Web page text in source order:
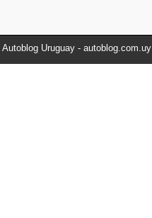
Autoblog Uruguay -